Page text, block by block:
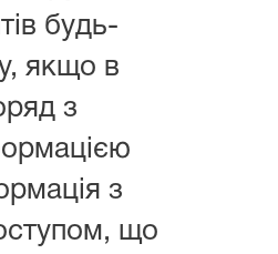
будь-
якщо в
з
з
що